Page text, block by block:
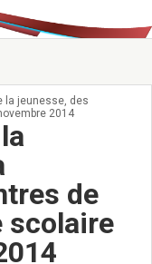
la jeunesse, des
2014
de
scolaire